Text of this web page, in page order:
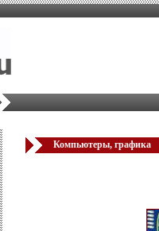
Компьютеры, графика